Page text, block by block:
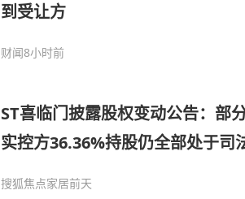
到受让方
财闻8小时前
ST喜临门披露股权变动公告：部
实控方36.36%持股仍全部处于司
搜狐焦点家居前天